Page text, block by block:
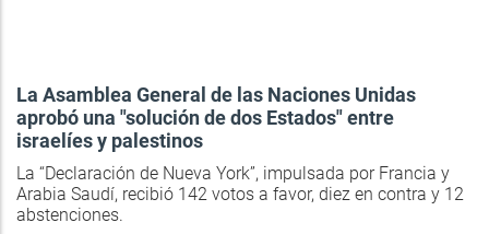
La Asamblea General de las Naciones Unidas
aprobó una "solución de dos Estados" entre
israelíes y palestinos
La “Declaración de Nueva York”, impulsada por Francia y
Arabia Saudí, recibió 142 votos a favor, diez en contra y 12
abstenciones.